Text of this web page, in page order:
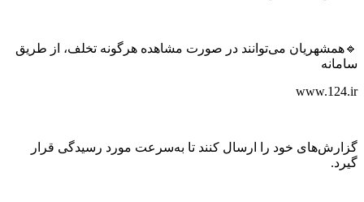
می‌توانند در صورت مشاهده هرگونه تخلف، از طریق
خود را ارسال کنند تا به‌سرعت مورد رسیدگی قرار